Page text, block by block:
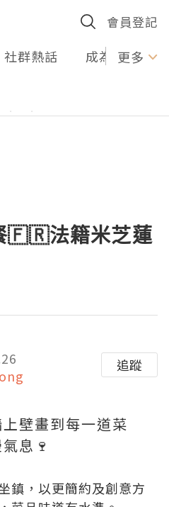
會員登記
社群熱話 成為U更多
🇫🇷法籍米芝蓮
追蹤
壁畫到每一道菜
息🍷
鎮，以更簡約及創意方